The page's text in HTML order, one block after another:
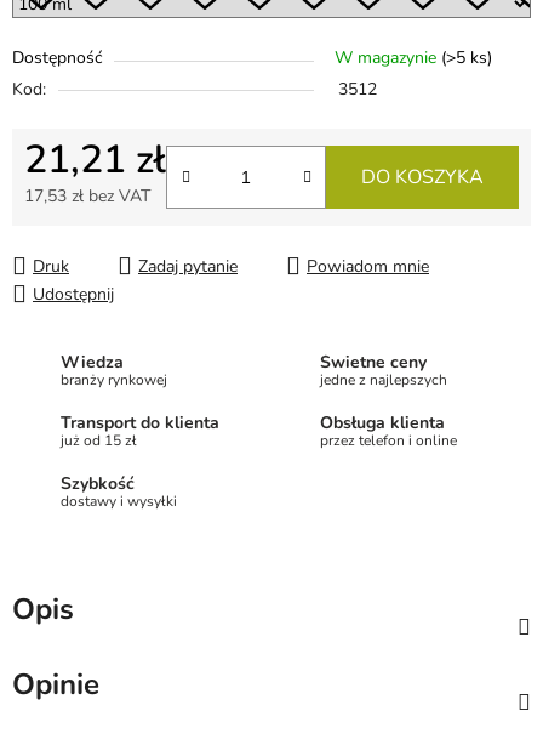
Dostępność W magazynie (>5 ks)
Kod:
3512
21,21 zł
17,53 zł bez VAT
DO KOSZYKA
Druk Zadaj pytanie
Powiadom mnie
Udostępnij
Wiedza
branży rynkowej
Świetne ceny
jedne z najlepszych
Transport do klienta
już od 15 zł
Obsługa klienta
przez telefon i online
Szybkość
dostawy i wysyłki
Opis
Opinie